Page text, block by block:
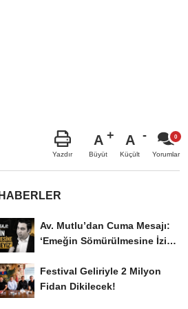
Yazdır
A
Büyüt
A
Küçült Yorumlar
Av. Mutlu’dan Cuma Mesajı:
‘Emeğin Sömürülmesine İzin
Festival Geliriyle 2 Milyon
Fidan Dikilecek!